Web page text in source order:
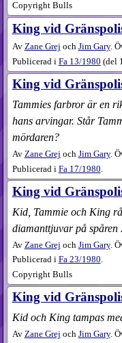
Copyright Bulls
King vid
Av Zane Grej och Jim Gary.
Publicerad i Fa13​/1980 (del
King vid
Tammies farbror är en
hans arvingar. Står
mördaren?
Av Zane Grej och Jim Gary.
Publicerad i Fa 17​/1980
King vid
Kid, Tammie och King
diamanttjuvar på
Av Zane Grej och Jim Gary.
Publicerad i Fa23​/1980.
Copyright Bulls
King vid
Kid och King tampas
Av Zane Grej och Jim Gary.